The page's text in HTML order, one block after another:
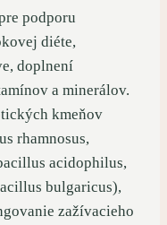
podporu
diéte,
doplnení
a minerálov.
kmeňov
rhamnosus,
acidophilus,
bulgaricus),
zažívacieho